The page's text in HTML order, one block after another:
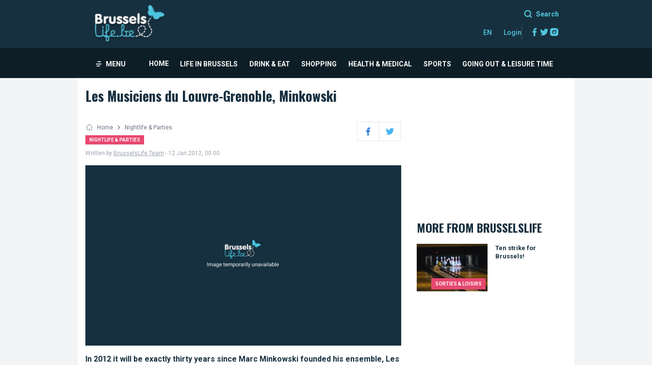
Search
EN Login Facebook
Twitter
MENU HOME LIFE IN BRUSSELS DRINK & EAT SHOPPING HEALTH & MEDICAL SPORTS GOING OUT & LEISURE TIME
Les Musiciens du Louvre-Grenoble, Minkowski
Home Nightlife & Parties
NIGHTLIFE & PARTIES FacebookTwitter
Written by BrusselsLife Team - 12 Jan 2012, 00:00
In 2012 it will be exactly thirty years since Marc Minkowski founded his ensemble, Les
MORE FROM BRUSSELSLIFE
SORTIES & LOISIRS
Ten strike for
Brussels!
Ten strike for Brussels!